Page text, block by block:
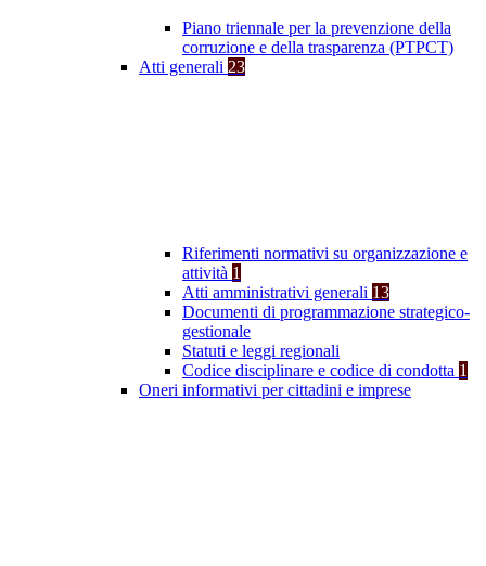
Piano triennale per la prevenzione della
corruzione e della trasparenza (PTPCT)
Atti generali 23
Riferimenti normativi su organizzazione e
attività 1
Atti amministrativi generali 13
Documenti di programmazione strategico-
gestionale
Statuti e leggi regionali
Codice disciplinare e codice di condotta 1
Oneri informativi per cittadini e imprese